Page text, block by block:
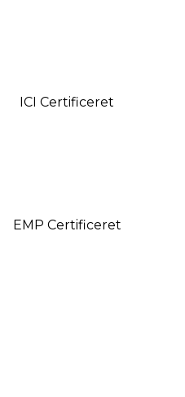
ICI Certificeret
EMP Certificeret